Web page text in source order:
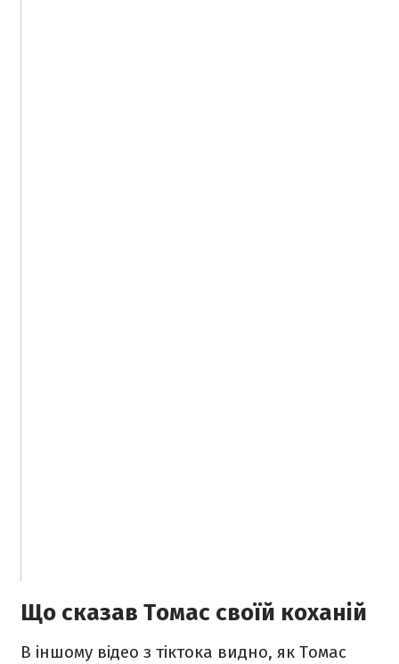
Що сказав Томас своїй коханій
В іншому відео з тіктока видно, як Томас